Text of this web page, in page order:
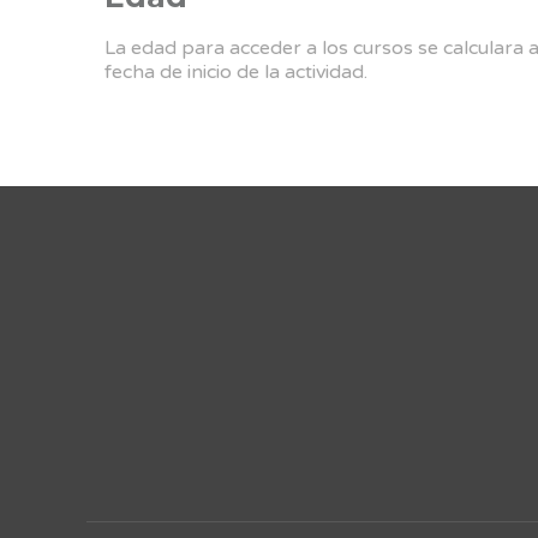
La edad para acceder a los cursos se calculara a
fecha de inicio de la actividad.